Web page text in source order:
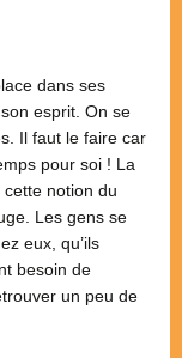
dans ses
esprit. On se
Il faut le faire car
pour soi ! La
notion du
Les gens se
eux, qu’ils
besoin de
un peu de